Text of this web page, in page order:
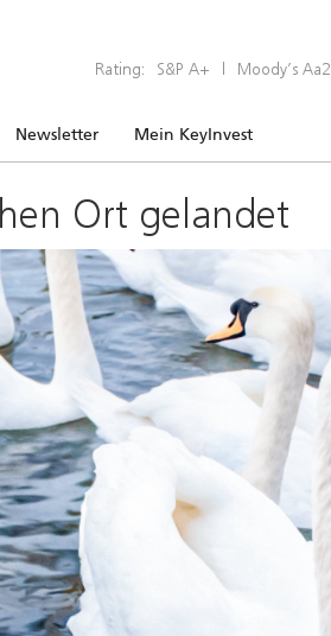
Rating: S&P A+ | Moody’s Aa2
Newsletter Mein KeyInvest
Ort gelandet